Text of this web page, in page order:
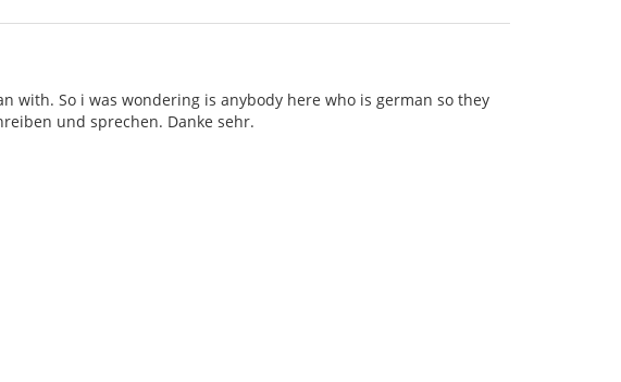
with. So i was wondering is anybody here who is german so they
und sprechen. Danke sehr.